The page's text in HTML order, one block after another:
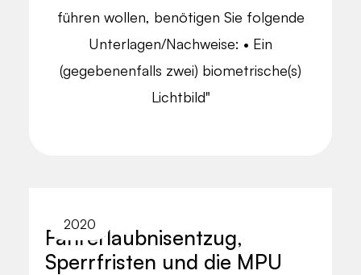
führen wollen, benötigen Sie folgende
Unterlagen/Nachweise: • Ein
(gegebenenfalls zwei) biometrische(s)
Lichtbild"
2020
Fahrerlaubnisentzug,
Sperrfristen und die MPU